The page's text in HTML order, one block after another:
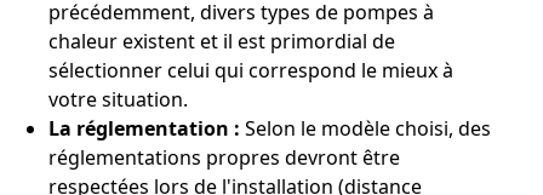
précédemment, divers types de pompes à
chaleur existent et il est primordial de
sélectionner celui qui correspond le mieux à
votre situation.
La réglementation : Selon le modèle choisi, des
réglementations propres devront être
respectées lors de l'installation (distance